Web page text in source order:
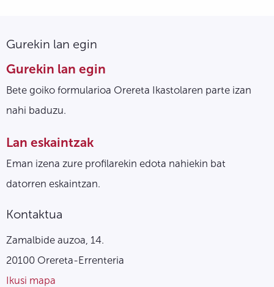
Gurekin lan egin
Gurekin lan egin
Bete goiko formularioa Orereta Ikastolaren parte izan
nahi baduzu.
Lan eskaintzak
Eman izena zure profilarekin edota nahiekin bat
datorren eskaintzan.
Kontaktua
Zamalbide auzoa, 14.
20100 Orereta-Errenteria
Ikusi mapa